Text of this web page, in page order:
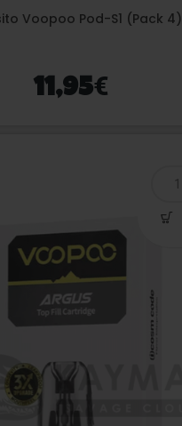
Voopoo Pod-S1 (Pack 4)
11,95€